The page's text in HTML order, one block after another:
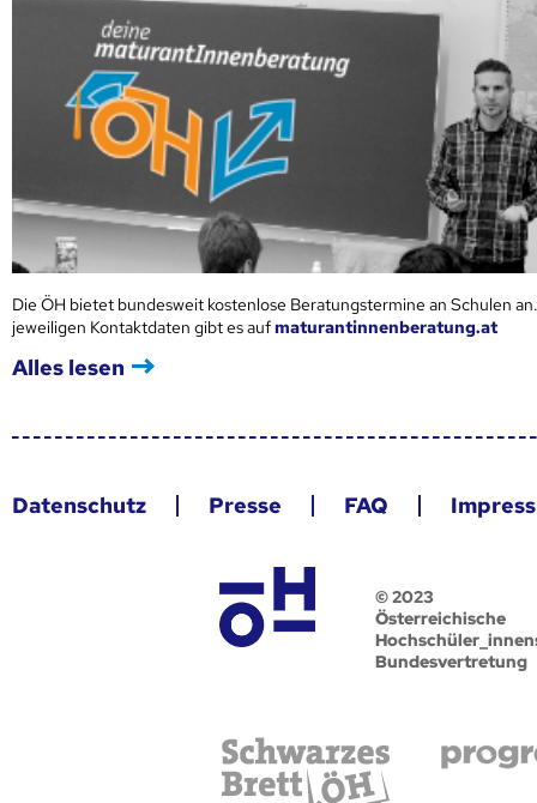
Die ÖH bietet bundesweit kostenlose Beratungstermine an Schulen
jeweiligen Kontaktdaten gibt es aufmaturantinnenberatung.at
Alles lesen
Datenschutz Presse FAQ
© 2023
Österreichische
Bundesvertretung